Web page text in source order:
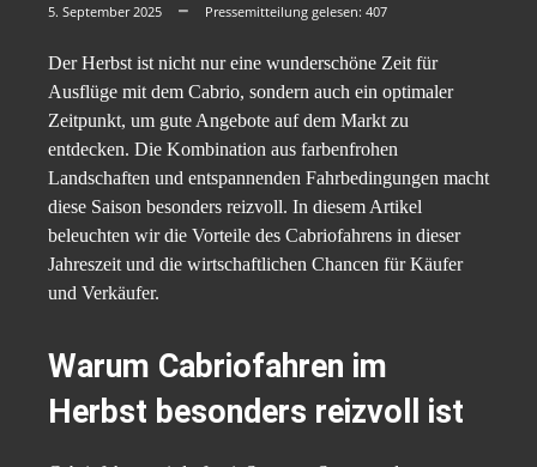
5. September 2025 Pressemitteilung gelesen: 407
Der Herbst ist nicht nur eine wunderschöne Zeit für
Ausflüge mit dem Cabrio, sondern auch ein optimaler
Zeitpunkt, um gute Angebote auf dem Markt zu
entdecken. Die Kombination aus farbenfrohen
Landschaften und entspannenden Fahrbedingungen macht
diese Saison besonders reizvoll. In diesem Artikel
beleuchten wir die Vorteile des Cabriofahrens in dieser
Jahreszeit und die wirtschaftlichen Chancen für Käufer
und Verkäufer.
Warum Cabriofahren im
Herbst besonders reizvoll ist